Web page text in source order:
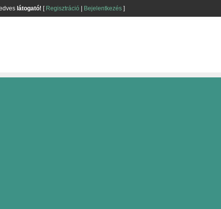
látogató! [ Regisztráció Bejelentkezés ]